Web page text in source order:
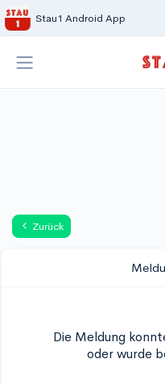
Stau1 Android App
Zurück
Die Meldung
oder wurde